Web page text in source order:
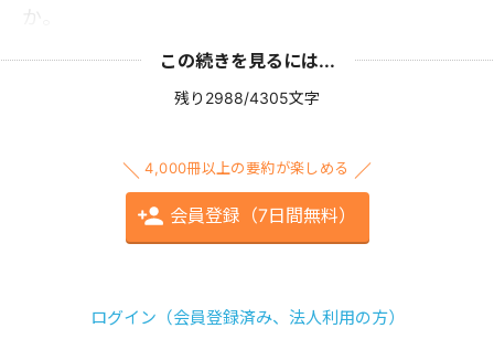
この続きを見るには...
残り2988/4305文字
4,000冊以上の要約が楽しめる
会員登録（7日間無料）
ログイン（会員登録済み、法人利用の方）